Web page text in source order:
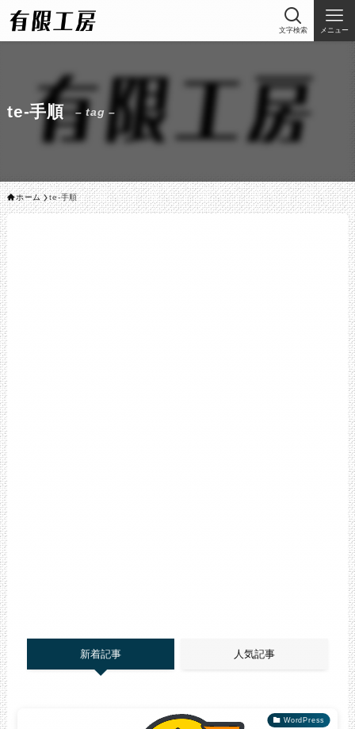
文字検索 メニュー
te-手順 – tag –
ホーム te-手順
新着記事 人気記事
WordPress